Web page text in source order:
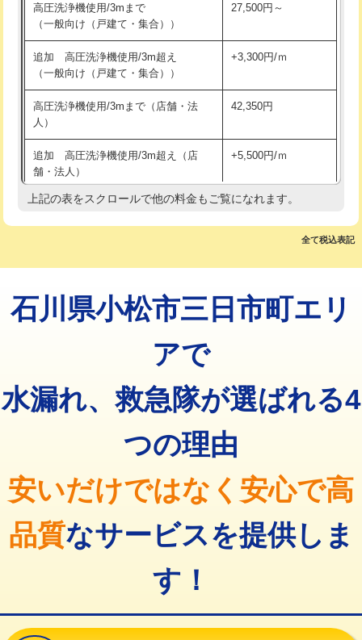
廃棄・処分 現場見積
※給水管工事は20mmまでの価格です。
持込商品取付（混合水栓）
持込商品取付（浄水器・分岐水栓） 16,500円
業）
排水管工事（追加 排水管工事/3ｍ超
え）
マス交換（土の掘削・埋め戻し作業） 11,000円~
マス交換（深さ50㎝以上） 66,000円
コンクリート斫り（厚さ10㎝超え）
モルタル補修（厚さ10㎝まで） 27,500円
16,500円
廃棄・処分 現場見積
高圧洗浄機使用/3mまで
（一般向け（戸建て・集合））
27,500円～
追加 高圧洗浄機使用/3m超え
（一般向け（戸建て・集合））
+3,300円/ｍ
高圧洗浄機使用/3mまで（店舗・法
人）
42,350円
追加 高圧洗浄機使用/3m超え（店
舗・法人）
+5,500円/ｍ
高度高圧洗浄換 現地調査
トーラー機使用/3mまで 33,000円
追加トーラー機使用/3m超え +3,300円
止水・漏水調査・防水処理・清掃・修
11,000円
止水・漏水調査・防水処理・清掃・修
22,000円
止水・漏水調査・防水処理・清掃・修
理・調整・分解・加工など（重作業）
33,000円
その他部品の脱着 8,800円～
交換・取付(単水栓（壁付・デッキ
式）)
13,200円+材料費
上記の表をスクロールで他の料金もご覧になれます。
全て税込表記
石川県小松市三日市町エリ
アで
水漏れ、救急隊が選ばれる4
つの理由
安いだけではなく安心で高
品質なサービスを提供しま
す！